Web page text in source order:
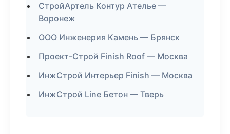
СтройАртель Контур Ателье —
Воронеж
ООО Инженерия Камень — Брянск
Проект-Строй Finish Roof — Москва
ИнжСтрой Интерьер Finish — Москва
ИнжСтрой Line Бетон — Тверь